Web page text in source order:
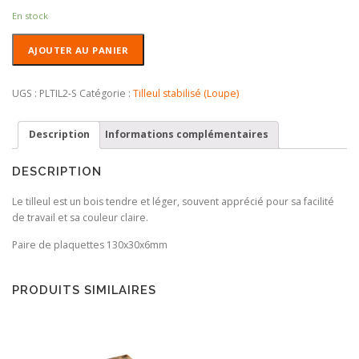
En stock
Loupe
Tilleul
stabilisée
AJOUTER AU PANIER
UGS : PLTIL2-S Catégorie : Tilleul stabilisé (Loupe)
Description Informations complémentaires
DESCRIPTION
Le tilleul est un bois tendre et léger, souvent apprécié pour sa facilité
de travail et sa couleur claire.
Paire de plaquettes 130x30x6mm
PRODUITS SIMILAIRES